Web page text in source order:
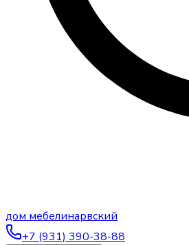
дом мебелинарвский
+7 (931) 390-38-88